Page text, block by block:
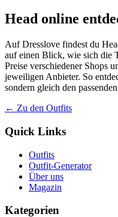
Head online
Auf Dresslove findest du
auf einen Blick, wie sich die
Preise verschiedener Shops
jeweiligen Anbieter. So
sondern gleich den
← Zu den Outfits
Quick Links
Outfits
Outfit-Generator
Über uns
Magazin
Kategorien